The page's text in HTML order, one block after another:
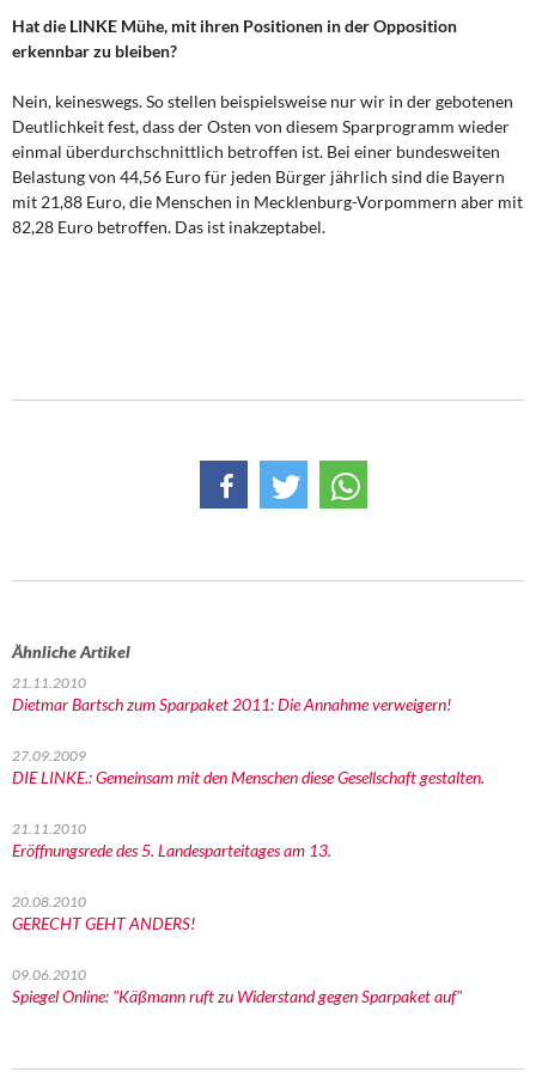
Hat die LINKE Mühe, mit ihren Positionen in der Opposition
erkennbar zu bleiben?
Nein, keineswegs. So stellen beispielsweise nur wir in der gebotenen
Deutlichkeit fest, dass der Osten von diesem Sparprogramm wieder
einmal überdurchschnittlich betroffen ist. Bei einer bundesweiten
Belastung von 44,56 Euro für jeden Bürger jährlich sind die Bayern
mit 21,88 Euro, die Menschen in Mecklenburg-Vorpommern aber mit
82,28 Euro betroffen. Das ist inakzeptabel.
Ähnliche Artikel
21.11.2010
Dietmar Bartsch zum Sparpaket 2011: Die Annahme verweigern!
27.09.2009
DIE LINKE.: Gemeinsam mit den Menschen diese Gesellschaft gestalten.
21.11.2010
Eröffnungsrede des 5. Landesparteitages am 13.
20.08.2010
GERECHT GEHT ANDERS!
09.06.2010
Spiegel Online: "Käßmann ruft zu Widerstand gegen Sparpaket auf"